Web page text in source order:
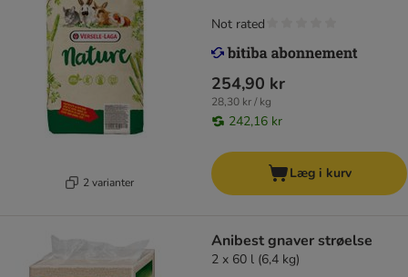
2 varianter
254,90 kr
28,30 kr / kg
242,16 kr
Not rated
Læg i kurv
Anibest gnaver strøelse
2 x 60 l (6,4 kg)